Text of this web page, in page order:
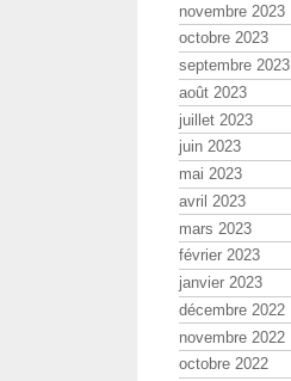
novembre 2023
octobre 2023
septembre 2023
août 2023
juillet 2023
juin 2023
mai 2023
avril 2023
mars 2023
février 2023
janvier 2023
décembre 2022
novembre 2022
octobre 2022